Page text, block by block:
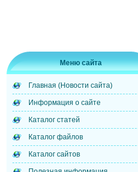
Меню сайта
Главная (Новости сайта)
Информация о сайте
Каталог статей
Каталог файлов
Каталог сайтов